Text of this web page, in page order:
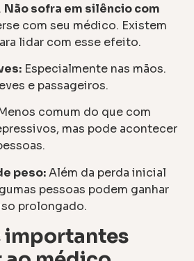
Não sofra em silêncio com
com seu médico. Existem
lidar com esse efeito.
Especialmente nas mãos.
e passageiros.
comum do que com
mas pode acontecer
peso:Além da perda inicial
pessoas podem ganhar
prolongado.
importantes